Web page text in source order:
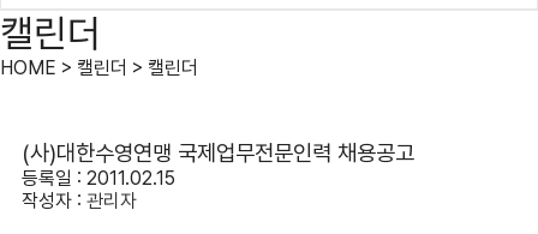
캘린더
HOME > 캘린더 > 캘린더
(사)대한수영연맹 국제업무전문인력 채용공고
등록일 : 2011.02.15
작성자 : 관리자